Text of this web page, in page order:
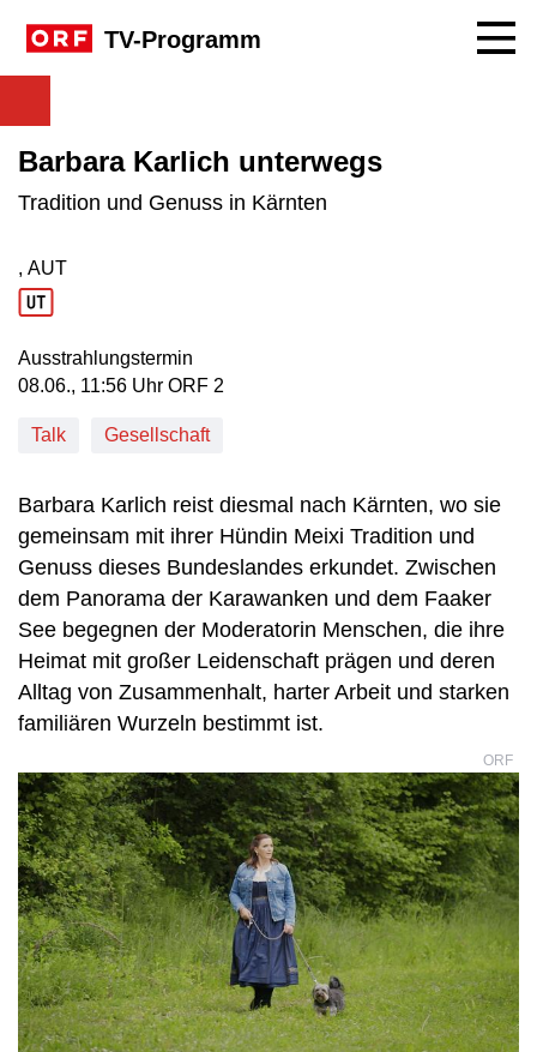
TV-Programm
Barbara Karlich unterwegs
Tradition und Genuss in Kärnten
Produktionsland: AUT
, AUT
Ausstrahlungstermin
08. Juni, 11:56 Uhr in ORF 2
08.06., 11:56 Uhr ORF 2
Talk Gesellschaft
Barbara Karlich reist diesmal nach Kärnten, wo sie
gemeinsam mit ihrer Hündin Meixi Tradition und
Genuss dieses Bundeslandes erkundet. Zwischen
dem Panorama der Karawanken und dem Faaker
See begegnen der Moderatorin Menschen, die ihre
Heimat mit großer Leidenschaft prägen und deren
Alltag von Zusammenhalt, harter Arbeit und starken
familiären Wurzeln bestimmt ist.
ORF